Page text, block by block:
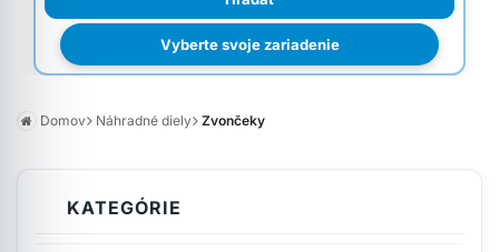
Vyberte svoje zariadenie
Domov Náhradné diely Zvončeky
KATEGÓRIE